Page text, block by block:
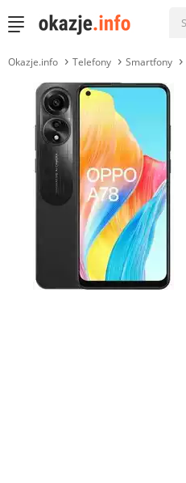
Okazje.info Telefony Smartfony